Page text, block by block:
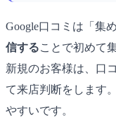
Google口コミは「集
信することで初めて
新規のお客様は、口
て来店判断をします
やすいです。